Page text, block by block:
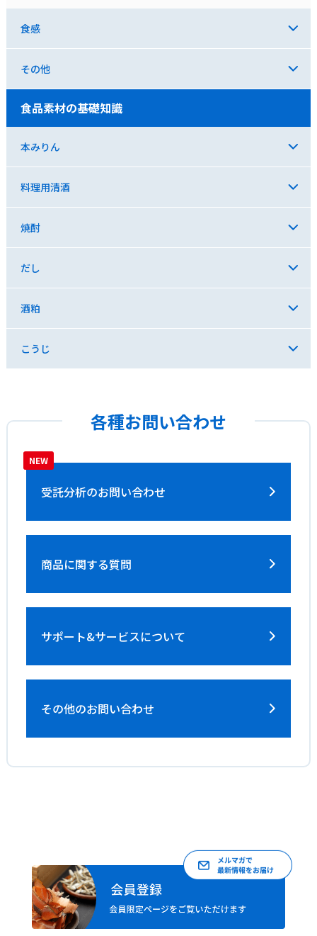
食感
その他
食品素材の基礎知識
本みりん
料理用清酒
焼酎
だし
酒粕
こうじ
各種お問い合わせ
受託分析のお問い合わせ
商品に関する質問
サポート&サービスについて
その他のお問い合わせ